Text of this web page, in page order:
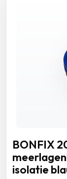
BONFIX
isolatie